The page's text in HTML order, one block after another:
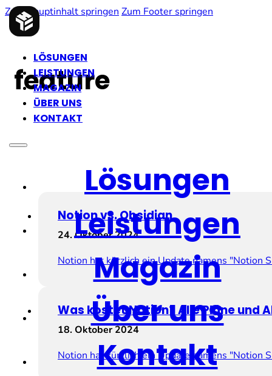
Zum Hauptinhalt springen Zum Footer springen
LÖSUNGEN
LEISTUNGEN
MAGAZIN
ÜBER UNS
KONTAKT
Lösungen
Leistungen
Magazin
Über uns
Kontakt
feature
Notion vs. Obsidian
24. Oktober 2024
Notion hat kürzlich ein Update namens
Was kostet Notion? Alle Pläne und
18. Oktober 2024
Notion hat kürzlich ein Update namens